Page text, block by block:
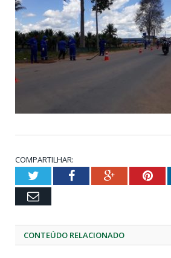
COMPARTILHAR:
TwitterFacebookGoogle+
Email
CONTEÚDO RELACIONADO